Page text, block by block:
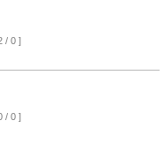
/ 0 ]
/ 0 ]